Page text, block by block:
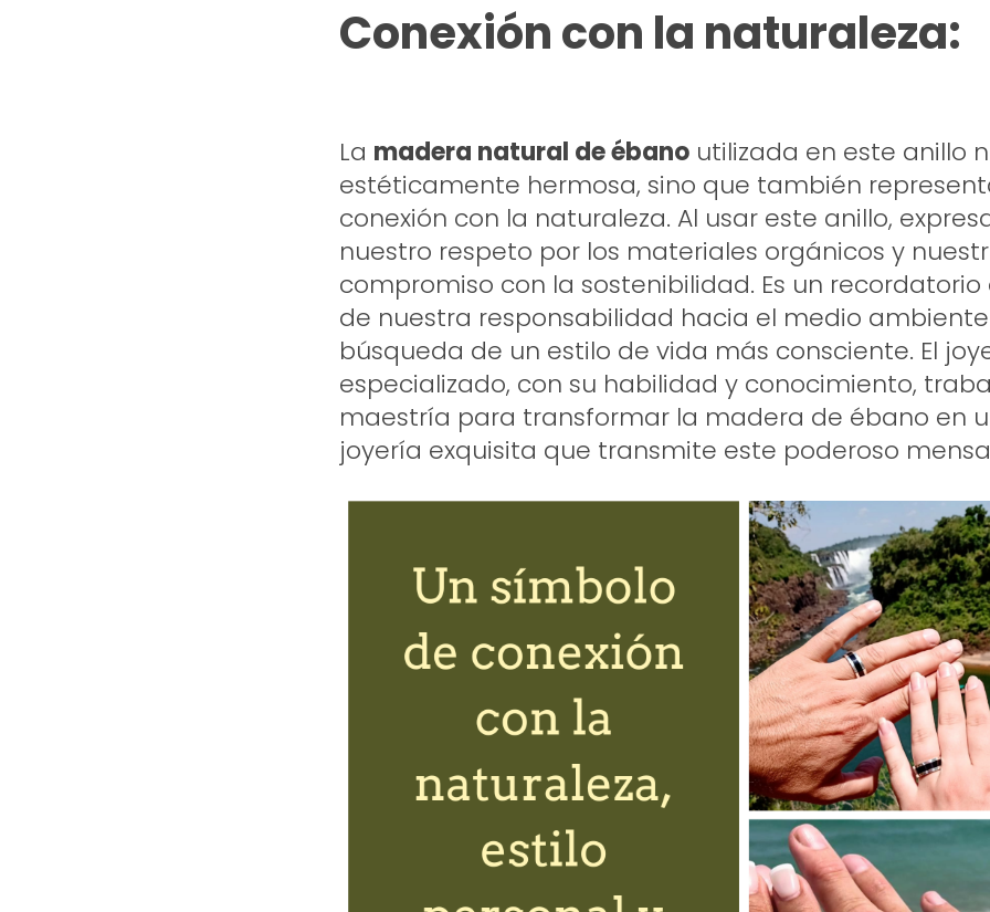
Conexión con la naturaleza:
La madera natural de ébano utilizada en este anillo
estéticamente hermosa, sino que también
conexión con la naturaleza. Al usar este anillo,
nuestro respeto por los materiales orgánicos y
compromiso con la sostenibilidad. Es un
de nuestra responsabilidad hacia el medio
búsqueda de un estilo de vida más consciente. El
especializado, con su habilidad y conocimiento,
maestría para transformar la madera de ébano en
joyería exquisita que transmite este poderoso